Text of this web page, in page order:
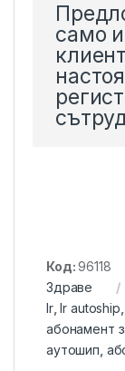
само
Код:96118
Здраве
lr,lr autoship
абонамент
аутошип